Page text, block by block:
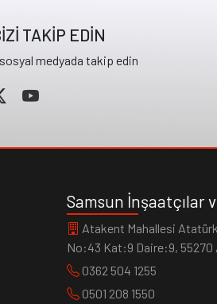
TAKİP EDİN
medyada takip edin
Samsun İnşaatçılar
Atakent Mahallesi Atatürk
No:43 Kat:9 Daire:9,
0362 504 1255
0501 208 1550